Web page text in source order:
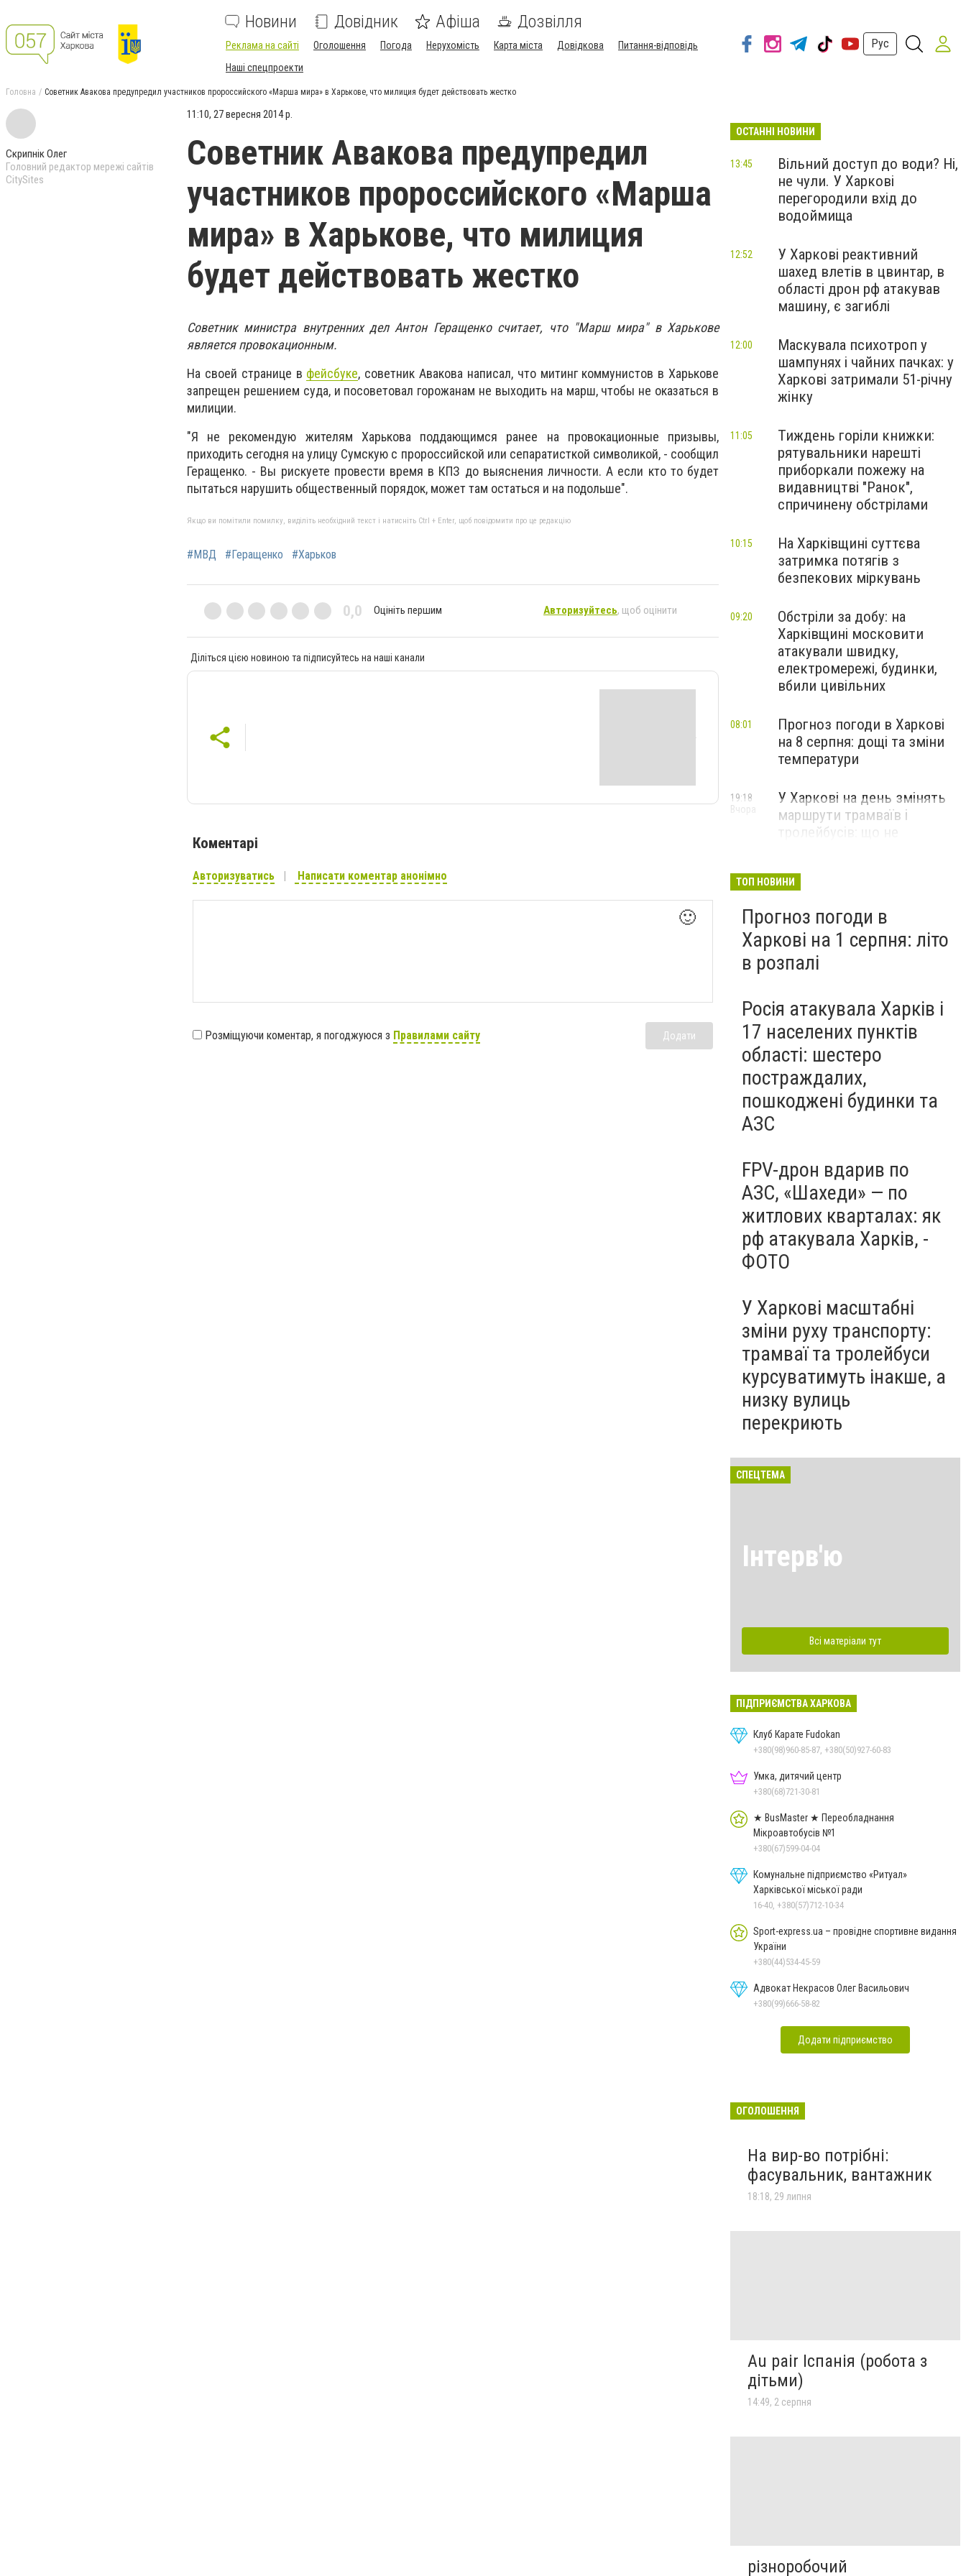
Новини Довідник Афіша Дозвілля
Реклама на сайті Оголошення Погода Нерухомість Карта міста Довідкова
Питання-відповідь
Наші спецпроекти
Рус
Головна Советник Авакова предупредил участников пророссийского «Марша мира» в Харькове, что милиция будет действовать жестко
Скрипнік Олег
Головний редактор мережі сайтів
CitySites
11:10, 27 вересня 2014 р.
Советник Авакова предупредил
участников пророссийского «Марша
мира» в Харькове, что милиция
будет действовать жестко
Советник министра внутренних дел Антон Геращенко считает, что "Марш мира" в Харькове
является провокационным.
На своей странице в фейсбуке, советник Авакова написал, что митинг коммунистов в Харькове
запрещен решением суда, и посоветовал горожанам не выходить на марш, чтобы не оказаться в
милиции.
"Я не рекомендую жителям Харькова поддающимся ранее на провокационные призывы,
приходить сегодня на улицу Сумскую с пророссийской или сепаратисткой символикой, - сообщил
Геращенко. - Вы рискуете провести время в КПЗ до выяснения личности. А если кто то будет
пытаться нарушить общественный порядок, может там остаться и на подольше".
Якщо ви помітили помилку, виділіть необхідний текст і натисніть Ctrl + Enter, щоб повідомити про це редакцію
#МВД #Геращенко #Харьков
0,0 Оцініть першим Авторизуйтесь, щоб оцінити
Діліться цією новиною та підписуйтесь на наші канали
Коментарі
Авторизуватись Написати коментар анонімно
🙂
Розміщуючи коментар, я погоджуюся з Правилами сайту Додати
ОСТАННІ НОВИНИ
Вільний доступ до води? Ні,
не чули. У Харкові
перегородили вхід до
водоймища
13:45
У Харкові реактивний
шахед влетів в цвинтар, в
області дрон рф атакував
машину, є загиблі
12:52
Маскувала психотроп у
шампунях і чайних пачках: у
Харкові затримали 51-річну
жінку
12:00
Тиждень горіли книжки:
рятувальники нарешті
приборкали пожежу на
видавництві "Ранок",
спричинену обстрілами
11:05
На Харківщині суттєва
затримка потягів з
безпекових міркувань
10:15
Обстріли за добу: на
Харківщині московити
атакували швидку,
електромережі, будинки,
вбили цивільних
09:20
Прогноз погоди в Харкові
на 8 серпня: дощі та зміни
температури
08:01
У Харкові на день змінять
маршрути трамваїв і
тролейбусів: що не
19:18
Вчора
ТОП НОВИНИ
Прогноз погоди в
Харкові на 1 серпня: літо
в розпалі
Росія атакувала Харків і
17 населених пунктів
області: шестеро
постраждалих,
пошкоджені будинки та
АЗС
FPV-дрон вдарив по
АЗС, «Шахеди» — по
житлових кварталах: як
рф атакувала Харків, -
ФОТО
У Харкові масштабні
зміни руху транспорту:
трамваї та тролейбуси
курсуватимуть інакше, а
низку вулиць
перекриють
СПЕЦТЕМА
Інтерв'ю
Всі матеріали тут
ПІДПРИЄМСТВА ХАРКОВА
Клуб Карате Fudokan
+380(98)960-85-87, +380(50)927-60-83
Умка, дитячий центр
+380(68)721-30-81
★ BusMaster ★ Переобладнання
Мікроавтобусів №1
+380(67)599-04-04
Комунальне підприємство «Ритуал»
Харківської міської ради
16-40, +380(57)712-10-34
Sport-express.ua – провідне спортивне видання
України
+380(44)534-45-59
Адвокат Некрасов Олег Васильович
+380(99)666-58-82
Додати підприємство
ОГОЛОШЕННЯ
На вир-во потрібні:
фасувальник, вантажник
18:18, 29 липня
Au pair Іспанія (робота з
дітьми)
14:49, 2 серпня
різноробочий